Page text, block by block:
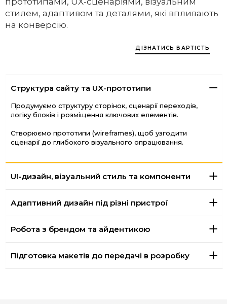
стилем, адаптивом та деталями, які впливають
на конверсію.
ДІЗНАТИСЬ ВАРТІСТЬ
Структура сайту та UX-прототипи
Продумуємо структуру сторінок, сценарії переходів,
логіку блоків і розміщення ключових елементів.
Створюємо прототипи (wireframes), щоб узгодити
сценарії до глибокого візуального опрацювання.
UI-дизайн, візуальний стиль та компоненти
Адаптивний дизайн під різні пристрої
Робота з брендом та айдентикою
Підготовка макетів до передачі в розробку